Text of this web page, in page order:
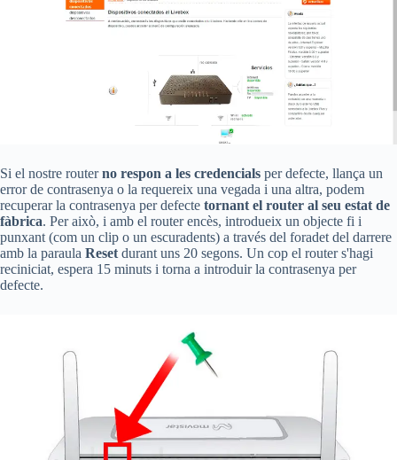
Si el nostre routerno respon a les credencials per defecte, llança un
error de contrasenya o la requereix una vegada i una altra, podem
recuperar la contrasenya per defecte tornant el router al seu estat de
fàbrica. Per això, i amb el router encès, introdueix un objecte fi i
punxant (com un clip o un escuradents) a través del foradet del darrere
amb la paraula Reset durant uns 20 segons. Un cop el router s'hagi
reciniciat, espera 15 minuts i torna a introduir la contrasenya per
defecte.